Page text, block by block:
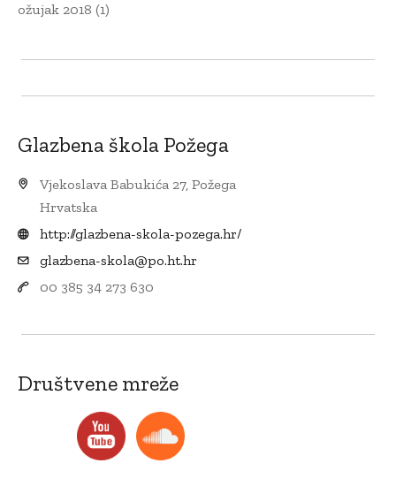
ožujak 2018 (1)
Glazbena škola Požega
Vjekoslava Babukića 27, Požega
Hrvatska
http://glazbena-skola-pozega.hr/
glazbena-skola@po.ht.hr
00 385 34 273 630
Društvene mreže